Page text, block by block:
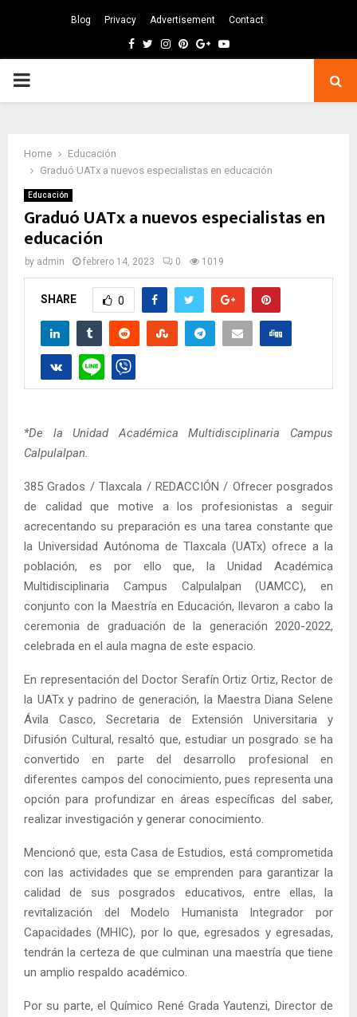
Blog Privacy Advertisement Contact
Facebook
TwitterInstagram
Pinterest
GoogleYoutube
PRIMARY
Home
Educación
Graduó UATx a nuevos especialistas en educación
Educación
Graduó UATx a nuevos especialistas en
educación
by admin febrero 14, 2023 0 1019
SHARE 0
*De la Unidad Académica Multidisciplinaria Campus
Calpulalpan.
385 Grados / Tlaxcala / REDACCIÓN / Ofrecer posgrados
de calidad que motive a los profesionistas a seguir
acrecentando su preparación es una tarea constante que
la Universidad Autónoma de Tlaxcala (UATx) ofrece a la
población, es por ello que, la Unidad Académica
Multidisciplinaria Campus Calpulalpan (UAMCC), en
conjunto con la Maestría en Educación, llevaron a cabo la
ceremonia de graduación de la generación 2020-2022,
celebrada en el aula magna de este espacio.
En representación del Doctor Serafín Ortiz Ortiz, Rector de
la UATx y padrino de generación, la Maestra Diana Selene
Ávila Casco, Secretaria de Extensión Universitaria y
Difusión Cultural, resaltó que, estudiar un posgrado se ha
convertido en parte del desarrollo profesional en
diferentes campos del conocimiento, pues representa una
opción para profundizar en áreas específicas del saber,
realizar investigación y generar conocimiento.
Mencionó que, esta Casa de Estudios, está comprometida
con las actividades que se emprenden para garantizar la
calidad de sus posgrados educativos, entre ellas, la
revitalización del Modelo Humanista Integrador por
Capacidades (MHIC), por lo que, egresados y egresadas,
tendrán la certeza de que culminan una maestría que tiene
un amplio respaldo académico.
Por su parte, el Químico René Grada Yautenzi, Director de